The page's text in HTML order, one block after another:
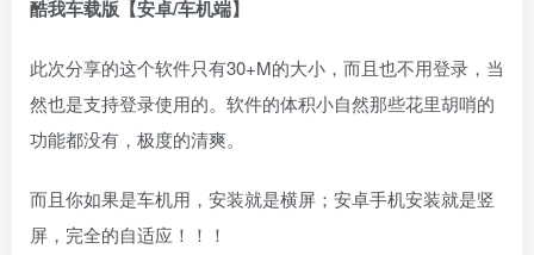
酷我车载版【安卓/车机端】
此次分享的这个软件只有30+M的大小，而且也不用登录，当
然也是支持登录使用的。软件的体积小自然那些花里胡哨的
功能都没有，极度的清爽。
而且你如果是车机用，安装就是横屏；安卓手机安装就是竖
屏，完全的自适应！！！